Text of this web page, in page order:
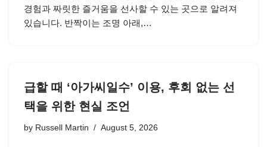
경험과 짜릿한 즐거움을 선사할 수 있는 곳으로 알려져
있습니다. 반짝이는 조명 아래,…
급할 때 ‘아가씨일수’ 이용, 후회 없는 선
택을 위한 현실 조언
by Russell Martin August 5, 2026